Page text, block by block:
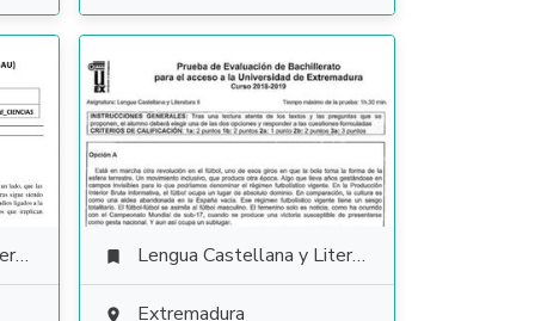
 Lengua Castellana y Literatura
 Extremadura